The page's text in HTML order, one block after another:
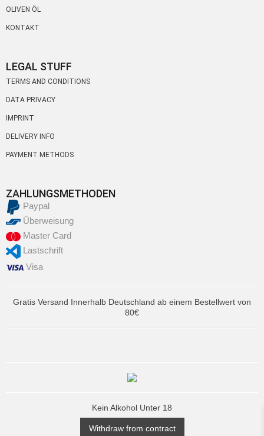
OLIVEN ÖL
KONTAKT
LEGAL STUFF
TERMS AND CONDITIONS
DATA PRIVACY
IMPRINT
DELIVERY INFO
PAYMENT METHODS
ZAHLUNGSMETHODEN
Paypal
Überweisung
Master Card
Lastschrift
Visa
Gratis Versand Innerhalb Deutschland ab einem Bestellwert von
80€
Kein Alkohol Unter 18
Withdraw from contract